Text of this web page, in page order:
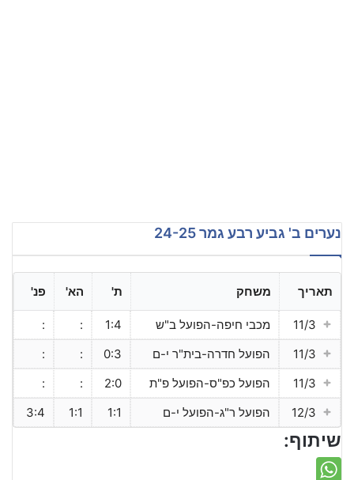
נערים ב' גביע רבע גמר 24-25
תאריך משחק ת' הא' פנ'
11/3 מכבי חיפה-הפועל ב"ש 1:4
:
:
11/3
הפועל חדרה-בית"ר י-ם 0:3
:
:
11/3
הפועל כפ"ס-הפועל פ"ת 2:0
:
:
12/3
הפועל ר"ג-הפועל י-ם 1:1
1:1
3:4
שיתוף: